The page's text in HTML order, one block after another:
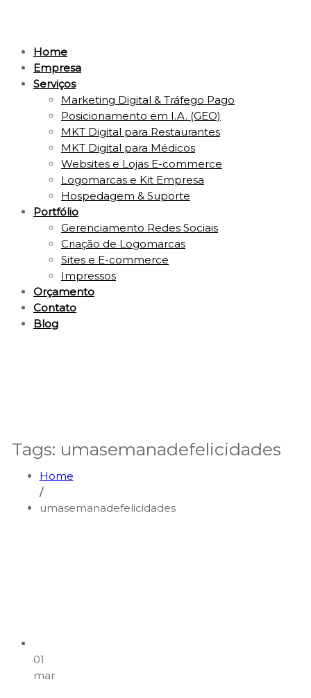
Home
Empresa
Serviços
Marketing Digital & Tráfego Pago
Posicionamento em I.A. (GEO)
MKT Digital para Restaurantes
MKT Digital para Médicos
Websites e Lojas E-commerce
Logomarcas e Kit Empresa
Hospedagem & Suporte
Portfólio
Gerenciamento Redes Sociais
Criação de Logomarcas
Sites e E-commerce
Impressos
Orçamento
Contato
Blog
Tags: umasemanadefelicidades
Home
/
umasemanadefelicidades
01
mar